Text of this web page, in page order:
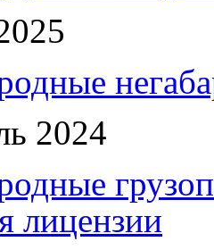
2024
лицензии